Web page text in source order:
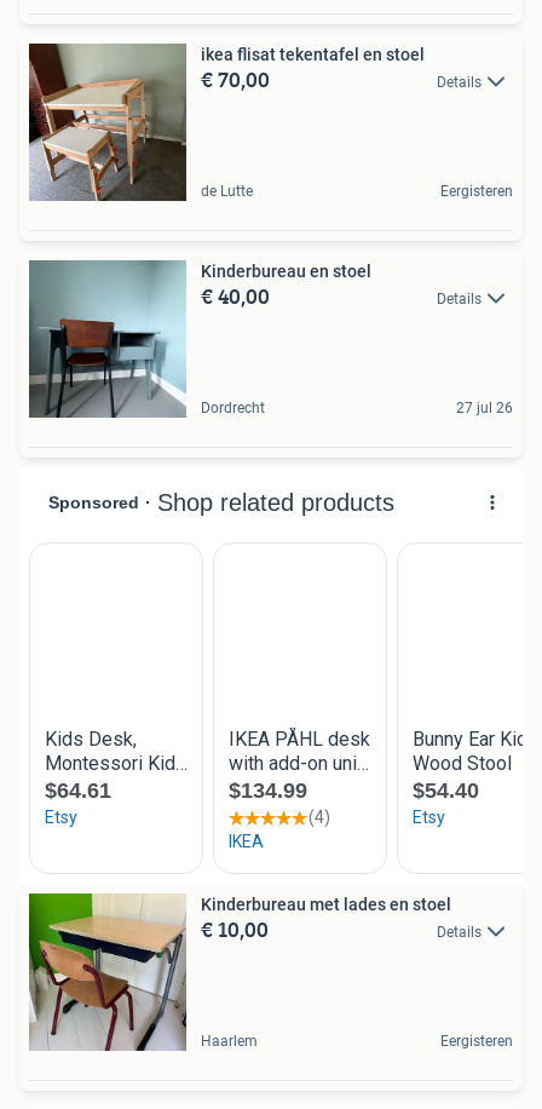
ikea flisat tekentafel en stoel
€ 70,00 Details
de Lutte Eergisteren
Kinderbureau en stoel
€ 40,00 Details
Dordrecht 27 jul 26
Kinderbureau met lades en stoel
€ 10,00 Details
Haarlem Eergisteren